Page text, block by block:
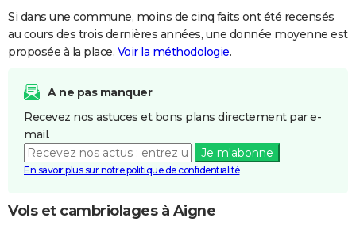
Si dans une commune, moins de cinq faits ont été recensés
au cours des trois dernières années, une donnée moyenne est
proposée à la place. Voir la méthodologie.
A ne pas manquer
Recevez nos astuces et bons plans directement par e-
mail.
Je m'abonne
En savoir plus sur notre politique de confidentialité
Vols et cambriolages à Aigne